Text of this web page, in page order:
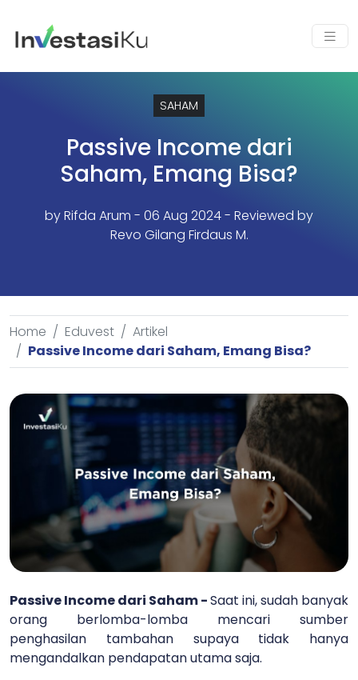
SAHAM
Passive Income dari
Saham, Emang Bisa?
byRifda Arum - 06 Aug 2024 - Reviewed by
Revo Gilang Firdaus M.
Home Eduvest
Artikel
Passive Income dari Saham, Emang Bisa?
Passive Income dari Saham -Saat ini, sudah banyak
orang berlomba-lomba mencari sumber
penghasilan tambahan supaya tidak hanya
mengandalkan pendapatan utama saja.